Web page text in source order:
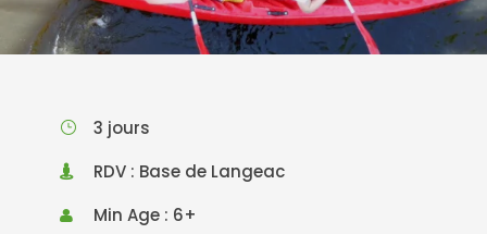
3 jours
RDV : Base de Langeac
Min Age : 6+